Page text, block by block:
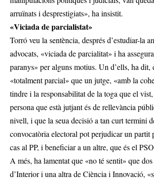
arruïnats i desprestigiats», ha insistit.
«Viciada de parcialistat»
Torró veu la sentència, després d’estudiar-la
advocats, «viciada de parcialitat» i ha
paranys» per alguns motius. Un d’ells, ha dit,
«totalment parcial» que un jutge, «amb la
tindre i la responsabilitat de la toga que el
persona que està jutjant és de rellevància
nivell, i que la seua decisió a tan curt termini
convocatòria electoral pot perjudicar un partit
cas al PP, i beneficiar a un altre, que és el
A més, ha lamentat que «no té sentit» que
d’Interior i una altra de Ciència i Innovació,